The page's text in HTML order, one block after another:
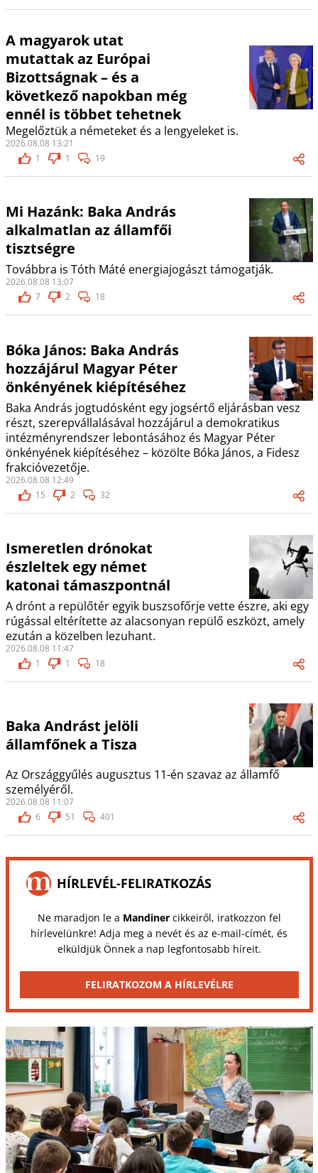
A magyarok utat
mutattak az Európai
Bizottságnak – és a
következő napokban még
ennél is többet tehetnek
Megelőztük a németeket és a lengyeleket is.
2026.08.08 13:21
1
1 19
Mi Hazánk: Baka András
alkalmatlan az államfői
tisztségre
Továbbra is Tóth Máté energiajogászt támogatják.
2026.08.08 13:07
7
2 18
Bóka János: Baka András
hozzájárul Magyar Péter
önkényének kiépítéséhez
Baka András jogtudósként egy jogsértő eljárásban vesz
részt, szerepvállalásával hozzájárul a demokratikus
intézményrendszer lebontásához és Magyar Péter
önkényének kiépítéséhez – közölte Bóka János, a Fidesz
frakcióvezetője.
2026.08.08 12:49
15
2 32
Ismeretlen drónokat
észleltek egy német
katonai támaszpontnál
A drónt a repülőtér egyik buszsofőrje vette észre, aki egy
rúgással eltérítette az alacsonyan repülő eszközt, amely
ezután a közelben lezuhant.
2026.08.08 11:47
1
1 18
Baka Andrást jelöli
államfőnek a Tisza
Az Országgyűlés augusztus 11-én szavaz az államfő
személyéről.
2026.08.08 11:07
6
51 401
HÍRLEVÉL-FELIRATKOZÁS
Ne maradjon le a Mandinercikkeiről, iratkozzon fel
hírlevelünkre! Adja meg a nevét és az e-mail-címét, és
elküldjük Önnek a nap legfontosabb híreit.
FELIRATKOZOM A HÍRLEVÉLRE